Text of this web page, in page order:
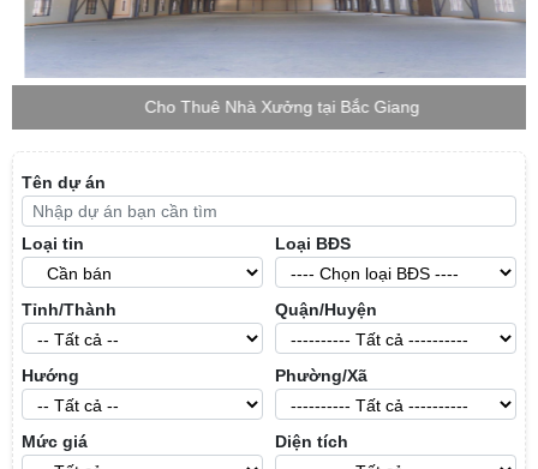
Cho Thuê Nhà Xưởng tại Bắc Giang
Tên dự án
Loại tin Loại BĐS
Tỉnh/Thành Quận/Huyện
Hướng Phường/Xã
Mức giá Diện tích